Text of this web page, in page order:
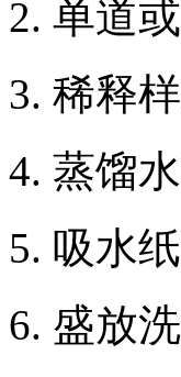
2. 单道
3. 稀释
4. 蒸馏
5. 吸水纸
6. 盛放